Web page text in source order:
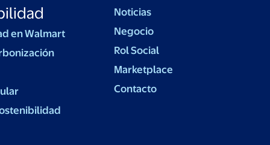
en Walmart
Noticias
Negocio
Rol Social
Marketplace
Contacto